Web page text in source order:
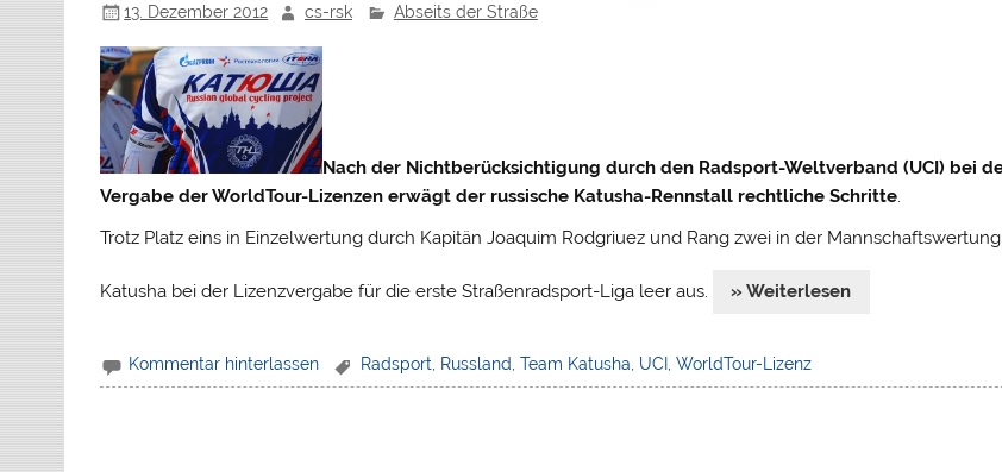
13. Dezember 2012 cs-rsk Abseits der Straße
Nach der Nichtberücksichtigung durch den Radsport-Weltverband (UCI) bei
Vergabe der WorldTour-Lizenzen erwägt der russische Katusha-Rennstall rechtliche Schritte.
Trotz Platz eins in Einzelwertung durch Kapitän Joaquim Rodgriuez und Rang zwei in der
Katusha bei der Lizenzvergabe für die erste Straßenradsport-Liga leer aus. » Weiterlesen
Kommentar hinterlassen Radsport Russland Team Katusha UCI WorldTour-Lizenz